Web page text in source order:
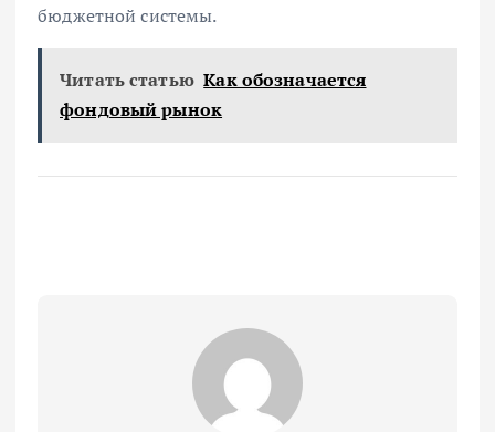
бюджетной системы.
Читать статью Как обозначается
фондовый рынок